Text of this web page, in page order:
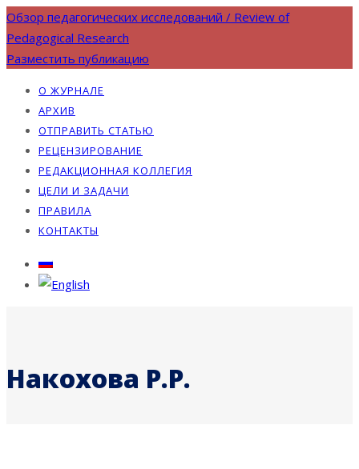
Обзор педагогических исследований / Review of
Pedagogical Research
Разместить публикацию
О ЖУРНАЛЕ
АРХИВ
ОТПРАВИТЬ СТАТЬЮ
РЕЦЕНЗИРОВАНИЕ
РЕДАКЦИОННАЯ КОЛЛЕГИЯ
ЦЕЛИ И ЗАДАЧИ
ПРАВИЛА
КОНТАКТЫ
Накохова Р.Р.